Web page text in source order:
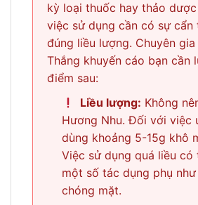
kỳ loại thuốc hay thảo
việc sử dụng cần có sự cẩn
đúng liều lượng. Chuyên gia
Thắng khuyến cáo bạn cần
điểm sau:
Liều lượng: Không
Hương Nhu. Đối với việc
dùng khoảng 5-15g khô
Việc sử dụng quá liều có
một số tác dụng phụ
chóng mặt.